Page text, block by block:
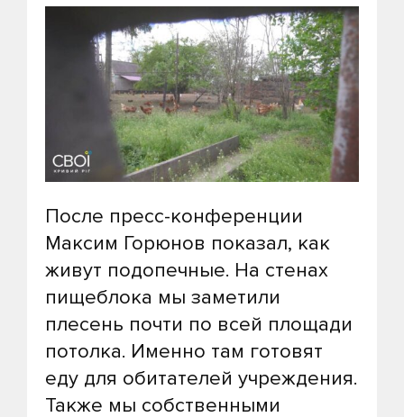
После пресс-конференции
Максим Горюнов показал, как
живут подопечные. На стенах
пищеблока мы заметили
плесень почти по всей площади
потолка. Именно там готовят
еду для обитателей учреждения.
Также мы собственными